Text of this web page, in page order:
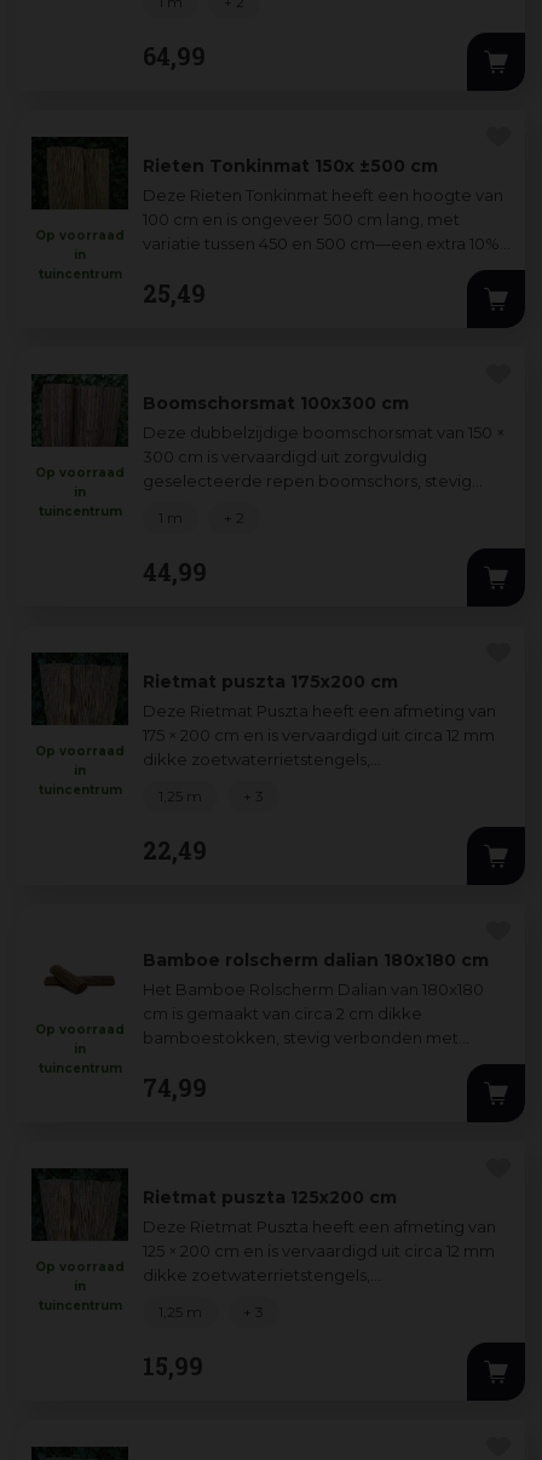
64,99
Rieten Tonkinmat 150x ±500 cm
Deze Rieten Tonkinmat heeft een hoogte van
100 cm en is ongeveer 500 cm lang, met
variatie tussen 450 en 500 cm—een extra 10%
bijbestellen wordt daarom aanbevolen voor...
Op voorraad
in
tuincentrum
25,49
Boomschorsmat 100x300 cm
Deze dubbelzijdige boomschorsmat van 150 ×
300 cm is vervaardigd uit zorgvuldig
geselecteerde repen boomschors, stevig
Op voorraad
in
tuincentrum
44,99
1 m + 2
Rietmat puszta 175x200 cm
Deze Rietmat Puszta heeft een afmeting van
175 × 200 cm en is vervaardigd uit circa 12 mm
dikke zoetwaterrietstengels,
draad voor du
Op voorraad
in
tuincentrum
22,49
1,25 m + 3
Bamboe rolscherm dalian 180x180 cm
Het Bamboe Rolscherm Dalian van 180x180
cm is gemaakt van circa 2 cm dikke
bamboestokken, stevig verbonden met
levensduur. Perf
Op voorraad
in
tuincentrum
74,99
Rietmat puszta 125x200 cm
Deze Rietmat Puszta heeft een afmeting van
125 × 200 cm en is vervaardigd uit circa 12 mm
dikke zoetwaterrietstengels,
draad voor du
Op voorraad
in
tuincentrum
15,99
1,25 m + 3